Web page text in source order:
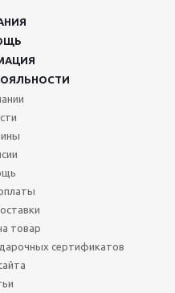
товар
сертификатов